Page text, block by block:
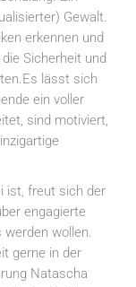
Gewalt.
erkennen und
Sicherheit und
lässt sich
ein voller
sind motiviert,
ist, freut sich der
engagierte
werden wollen.
gerne in der
Natascha